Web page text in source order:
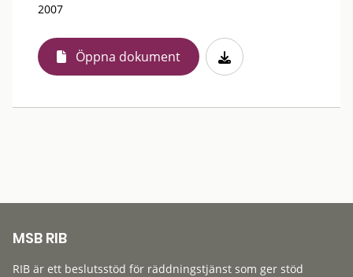
2007
Öppna dokument
MSB RIB
RIB är ett beslutsstöd för räddningstjänst som ger stöd